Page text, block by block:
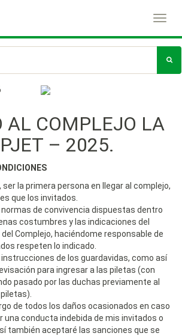
2026
AL COMPLEJO LA
– 2025.
la primera persona en llegar al complejo,
que los invitados.
de convivencia dispuestas dentro
costumbres y las indicaciones del
Complejo, haciéndome responsable de
respeten lo indicado.
de los guardavidas, como así
para ingresar a las piletas (con
pasado por las duchas previamente al
de todos los daños ocasionados en caso
una conducta indebida de mis invitados o
también aceptaré las sanciones que se